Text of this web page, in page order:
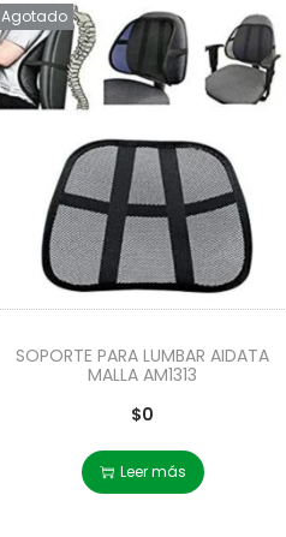
Agotado
SOPORTE PARA LUMBAR AIDATA
MALLA AM1313
$0
Leer más